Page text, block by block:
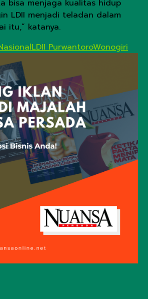
bisa menjaga kualitas hidup
LDII menjadi teladan dalam
itu,” katanya.
LDII PurwantoroWonogiri